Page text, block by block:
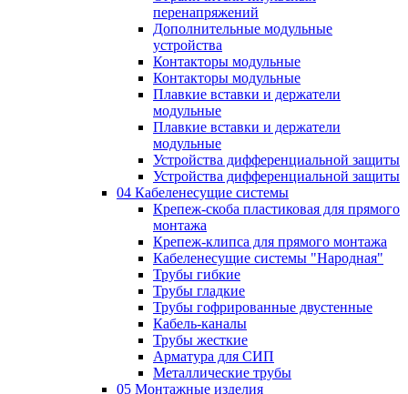
перенапряжений
Дополнительные модульные
устройства
Контакторы модульные
Контакторы модульные
Плавкие вставки и держатели
модульные
Плавкие вставки и держатели
модульные
Устройства дифференциальной защиты
Устройства дифференциальной защиты
04 Кабеленесущие системы
Крепеж-скоба пластиковая для прямого
монтажа
Крепеж-клипса для прямого монтажа
Кабеленесущие системы "Народная"
Трубы гибкие
Трубы гладкие
Трубы гофрированные двустенные
Кабель-каналы
Трубы жесткие
Арматура для СИП
Металлические трубы
05 Монтажные изделия